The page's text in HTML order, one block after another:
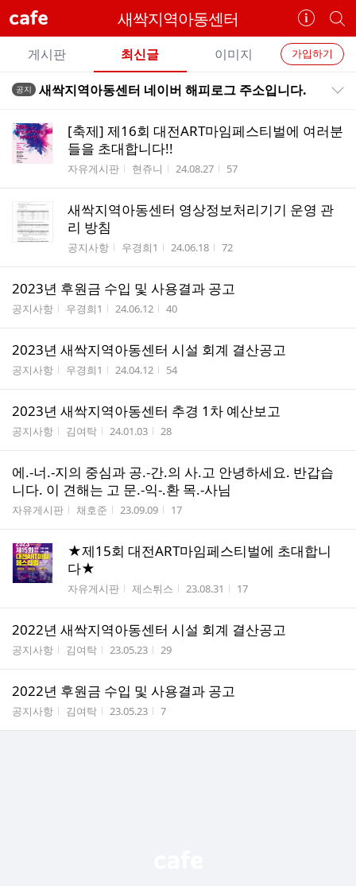
cafe 새싹지역아동센터
카
페
정
보
보
기
개
별
카
페
검
카
페
메
가입하기
게시판 최신글 이미지
전
글
공지 새싹지역아동센터 네이버 해피로그 주소입니다.
[축제] 제16회 대전ART마임페스티벌에 여러분
들을 초대합니다!!
게시판명
자유게시판 작성자
현쥬니 작성시간
24.08.27 조회수
57
새싹지역아동센터 영상정보처리기기 운영 관
리 방침
게시판명
공지사항 작성자
우경희1 작성시간
24.06.18 조회수
72
2023년 후원금 수입 및 사용결과 공고
게시판명
공지사항 작성자
우경희1 작성시간
24.06.12 조회수
40
2023년 새싹지역아동센터 시설 회계 결산공고
게시판명
공지사항 작성자
우경희1 작성시간
24.04.12 조회수
54
2023년 새싹지역아동센터 추경 1차 예산보고
게시판명
공지사항 작성자
김여탁 작성시간
24.01.03 조회수
28
에.-너.-지의 중심과 공.-간.의 사.고 안녕하세요. 반갑습
니다. 이 견해는 고 문.-익-.환 목.-사님
게시판명
자유게시판 작성자
채호준 작성시간
23.09.09 조회수
17
★제15회 대전ART마임페스티벌에 초대합니
다★
게시판명
자유게시판 작성자
제스튀스 작성시간
23.08.31 조회수
17
2022년 새싹지역아동센터 시설 회계 결산공고
게시판명
공지사항 작성자
김여탁 작성시간
23.05.23 조회수
29
2022년 후원금 수입 및 사용결과 공고
게시판명
공지사항 작성자
김여탁 작성시간
23.05.23 조회수
7